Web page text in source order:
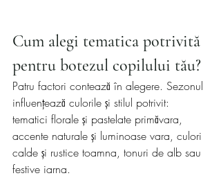
Cum alegi tematica potrivită
pentru botezul copilului tău?
Patru factori contează în alegere. Sezonul
influențează culorile și stilul potrivit:
tematici florale și pastelate primăvara,
accente naturale și luminoase vara, culori
calde și rustice toamna, tonuri de alb sau
festive iarna.